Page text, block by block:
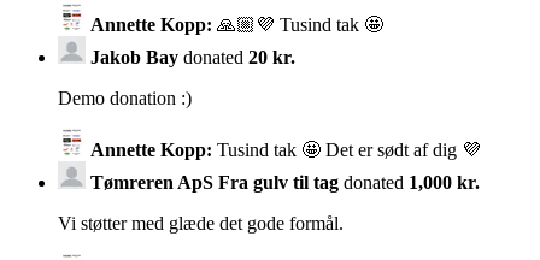
Annette Kopp: 🙏🏼💜 Tusind tak 🤩
Jakob Bay donated 20 kr.
Demo donation :)
Annette Kopp: Tusind tak 🤩 Det er sødt af dig 💜
Tømreren ApS Fra gulv til tag donated 1,000 kr.
Vi støtter med glæde det gode formål.